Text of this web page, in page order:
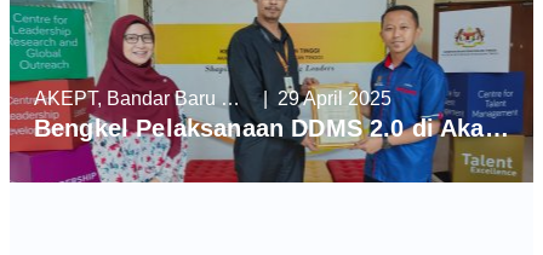
Bengkel Pelaksanaan DDMS 2.0 di Akademi Kepimpinan Pendidikan Tinggi (AKEPT)
AKEPT, Bandar Baru Enstek | 29 April 2025